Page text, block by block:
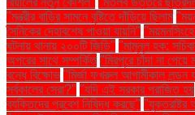
"মন্ত্রীর বাড়ির সামনে বৃষ্টিতে দাঁড়িয়ে ছিলাম
সৈনিকের দেহাবশেষ পাওয়া যায়নি"
ঘটনায় থানায় ২০০টি জিডি" "মামুনুল হক:
অপরের সাথে সম্পর্কিত "মিরপুরে চাঁদা না পেয়ে
বন্ধে বিক্ষোভ "মির্জা ফখরুল আগামীকাল লন্ডন
সর্বকালের সেরা?" "যদি এই সরকার পরাজিত হয়
ব্যক্তিদের প্রবেশ নিষিদ্ধ করছে" "যুক্তরাষ্ট্র